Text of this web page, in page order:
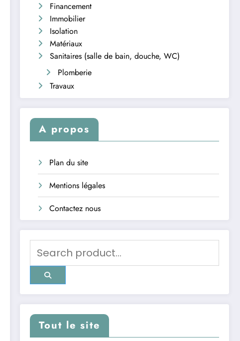
Financement
Immobilier
Isolation
Matériaux
Sanitaires (salle de bain, douche, WC)
Plomberie
Travaux
A propos
Plan du site
Mentions légales
Contactez nous
Tout le site